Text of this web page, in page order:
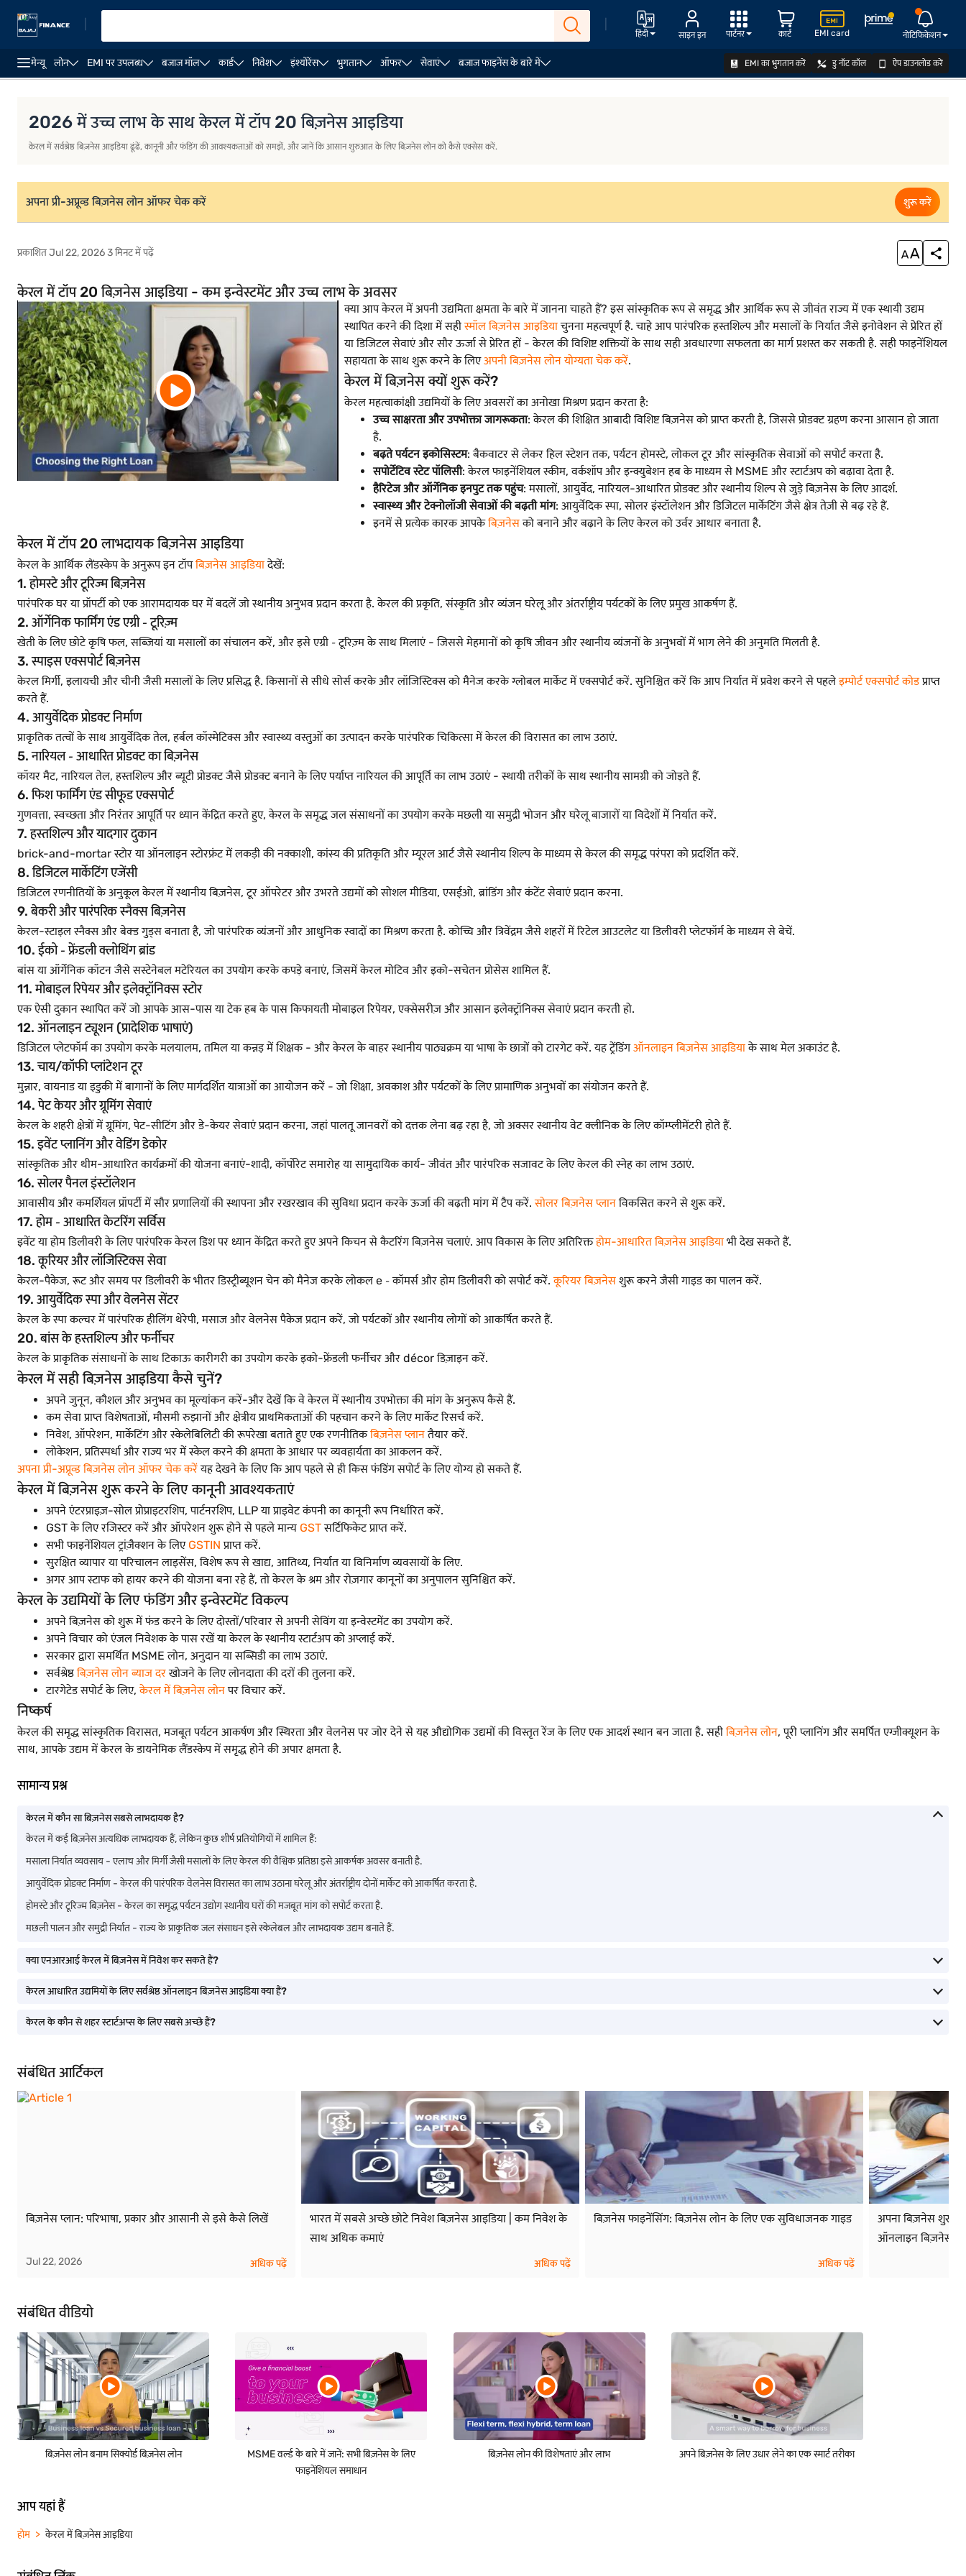
हिंदी साइन इन EMI card नोटिफिकेशन
कार्ट
पार्टनर
मेन्यू लोन EMI पर उपलब्ध बजाज मॉल कार्ड निवेश इंश्योरेंस भुगतान ऑफर सेवाएं बजाज फाइनेंस के बारे में EMI का भुगतान करें डु नॉट कॉल ऐप डाउनलोड करें
2026 में उच्च लाभ के साथ केरल में टॉप 20 बिज़नेस आइडिया
केरल में सर्वश्रेष्ठ बिज़नेस आइडिया ढूंढें, कानूनी और फंडिंग की आवश्यकताओं को समझें, और जानें कि आसान शुरुआत के लिए बिज़नेस लोन को कैसे एक्सेस करें.
अपना प्री-अप्रूव्ड बिज़नेस लोन ऑफर चेक करें शुरू करें
प्रकाशित Jul 22, 2026 3 मिनट में पढ़ें
केरल में टॉप 20 बिज़नेस आइडिया - कम इन्वेस्टमेंट और उच्च लाभ के अवसर
क्या आप केरल में अपनी उद्यमिता क्षमता के बारे में जानना चाहते हैं? इस सांस्कृतिक रूप से समृद्ध और आर्थिक रूप से जीवंत राज्य में एक स्थायी उद्यम
स्थापित करने की दिशा में सहीस्मॉल बिज़नेस आइडियाचुनना महत्वपूर्ण है. चाहे आप पारंपरिक हस्तशिल्प और मसालों के निर्यात जैसे इनोवेशन से प्रेरित हों
या डिजिटल सेवाएं और सौर ऊर्जा से प्रेरित हों - केरल की विशिष्ट शक्तियों के साथ सही अवधारणा सफलता का मार्ग प्रशस्त कर सकती है. सही फाइनेंशियल
सहायता के साथ शुरू करने के लिएअपनी बिज़नेस लोन योग्यता चेक करें.
केरल में बिज़नेस क्यों शुरू करें?
केरल महत्वाकांक्षी उद्यमियों के लिए अवसरों का अनोखा मिश्रण प्रदान करता है:
उच्च साक्षरता और उपभोक्ता जागरूकता: केरल की शिक्षित आबादी विशिष्ट बिज़नेस को प्राप्त करती है, जिससे प्रोडक्ट ग्रहण करना आसान हो जाता
है.
बढ़ते पर्यटन इकोसिस्टम: बैकवाटर से लेकर हिल स्टेशन तक, पर्यटन होमस्टे, लोकल टूर और सांस्कृतिक सेवाओं को सपोर्ट करता है.
सपोर्टेटिव स्टेट पॉलिसी: केरल फाइनेंशियल स्कीम, वर्कशॉप और इन्क्युबेशन हब के माध्यम से MSME और स्टार्टअप को बढ़ावा देता है.
हैरिटेज और ऑर्गेनिक इनपुट तक पहुंच: मसालों, आयुर्वेद, नारियल-आधारित प्रोडक्ट और स्थानीय शिल्प से जुड़े बिज़नेस के लिए आदर्श.
स्वास्थ्य और टेक्नोलॉजी सेवाओं की बढ़ती मांग: आयुर्वेदिक स्पा, सोलर इंस्टॉलेशन और डिजिटल मार्केटिंग जैसे क्षेत्र तेज़ी से बढ़ रहे हैं.
इनमें से प्रत्येक कारक आपकेबिज़नेसको बनाने और बढ़ाने के लिए केरल को उर्वर आधार बनाता है.
केरल में टॉप 20 लाभदायक बिज़नेस आइडिया
केरल के आर्थिक लैंडस्केप के अनुरूप इन टॉपबिज़नेस आइडियादेखें:
1. होमस्टे और टूरिज्म बिज़नेस
पारंपरिक घर या प्रॉपर्टी को एक आरामदायक घर में बदलें जो स्थानीय अनुभव प्रदान करता है. केरल की प्रकृति, संस्कृति और व्यंजन घरेलू और अंतर्राष्ट्रीय पर्यटकों के लिए प्रमुख आकर्षण हैं.
2. ऑर्गेनिक फार्मिंग एंड एग्री ‐ टूरिज़्म
खेती के लिए छोटे कृषि फल, सब्जियां या मसालों का संचालन करें, और इसे एग्री ‐ टूरिज़्म के साथ मिलाएं - जिससे मेहमानों को कृषि जीवन और स्थानीय व्यंजनों के अनुभवों में भाग लेने की अनुमति मिलती है.
3. स्पाइस एक्सपोर्ट बिज़नेस
केरल मिर्गी, इलायची और चीनी जैसी मसालों के लिए प्रसिद्ध है. किसानों से सीधे सोर्स करके और लॉजिस्टिक्स को मैनेज करके ग्लोबल मार्केट में एक्सपोर्ट करें. सुनिश्चित करें कि आप निर्यात में प्रवेश करने से पहलेइम्पोर्ट एक्सपोर्ट कोडप्राप्त
करते हैं.
4. आयुर्वेदिक प्रोडक्ट निर्माण
प्राकृतिक तत्वों के साथ आयुर्वेदिक तेल, हर्बल कॉस्मेटिक्स और स्वास्थ्य वस्तुओं का उत्पादन करके पारंपरिक चिकित्सा में केरल की विरासत का लाभ उठाएं.
5. नारियल ‐ आधारित प्रोडक्ट का बिज़नेस
कॉयर मैट, नारियल तेल, हस्तशिल्प और ब्यूटी प्रोडक्ट जैसे प्रोडक्ट बनाने के लिए पर्याप्त नारियल की आपूर्ति का लाभ उठाएं - स्थायी तरीकों के साथ स्थानीय सामग्री को जोड़ते हैं.
6. फिश फार्मिंग एंड सीफूड एक्सपोर्ट
गुणवत्ता, स्वच्छता और निरंतर आपूर्ति पर ध्यान केंद्रित करते हुए, केरल के समृद्ध जल संसाधनों का उपयोग करके मछली या समुद्री भोजन और घरेलू बाजारों या विदेशों में निर्यात करें.
7. हस्तशिल्प और यादगार दुकान
brick-and-mortar स्टोर या ऑनलाइन स्टोरफ्रंट में लकड़ी की नक्काशी, कांस्य की प्रतिकृति और म्यूरल आर्ट जैसे स्थानीय शिल्प के माध्यम से केरल की समृद्ध परंपरा को प्रदर्शित करें.
8. डिजिटल मार्केटिंग एजेंसी
डिजिटल रणनीतियों के अनुकूल केरल में स्थानीय बिज़नेस, टूर ऑपरेटर और उभरते उद्यमों को सोशल मीडिया, एसईओ, ब्रांडिंग और कंटेंट सेवाएं प्रदान करना.
9. बेकरी और पारंपरिक स्नैक्स बिज़नेस
केरल-स्टाइल स्नैक्स और बेक्ड गुड्स बनाता है, जो पारंपरिक व्यंजनों और आधुनिक स्वादों का मिश्रण करता है. कोच्चि और त्रिवेंद्रम जैसे शहरों में रिटेल आउटलेट या डिलीवरी प्लेटफॉर्म के माध्यम से बेचें.
10. ईको ‐ फ्रेंडली क्लोथिंग ब्रांड
बांस या ऑर्गेनिक कॉटन जैसे सस्टेनेबल मटेरियल का उपयोग करके कपड़े बनाएं, जिसमें केरल मोटिव और इको-सचेतन प्रोसेस शामिल हैं.
11. मोबाइल रिपेयर और इलेक्ट्रॉनिक्स स्टोर
एक ऐसी दुकान स्थापित करें जो आपके आस-पास या टेक हब के पास किफायती मोबाइल रिपेयर, एक्सेसरीज़ और आसान इलेक्ट्रॉनिक्स सेवाएं प्रदान करती हो.
12. ऑनलाइन ट्यूशन (प्रादेशिक भाषाएं)
डिजिटल प्लेटफॉर्म का उपयोग करके मलयालम, तमिल या कन्नड़ में शिक्षक - और केरल के बाहर स्थानीय पाठ्यक्रम या भाषा के छात्रों को टारगेट करें. यह ट्रेंडिंगऑनलाइन बिज़नेस आइडियाके साथ मेल अकाउंट है.
13. चाय/कॉफी प्लांटेशन टूर
मुन्नार, वायनाड या इडुकी में बागानों के लिए मार्गदर्शित यात्राओं का आयोजन करें - जो शिक्षा, अवकाश और पर्यटकों के लिए प्रामाणिक अनुभवों का संयोजन करते हैं.
14. पेट केयर और ग्रूमिंग सेवाएं
केरल के शहरी क्षेत्रों में ग्रूमिंग, पेट-सीटिंग और डे-केयर सेवाएं प्रदान करना, जहां पालतू जानवरों को दत्तक लेना बढ़ रहा है, जो अक्सर स्थानीय वेट क्लीनिक के लिए कॉम्प्लीमेंटरी होते हैं.
15. इवेंट प्लानिंग और वेडिंग डेकोर
सांस्कृतिक और थीम-आधारित कार्यक्रमों की योजना बनाएं-शादी, कॉर्पोरेट समारोह या सामुदायिक कार्य- जीवंत और पारंपरिक सजावट के लिए केरल की स्नेह का लाभ उठाएं.
16. सोलर पैनल इंस्टॉलेशन
आवासीय और कमर्शियल प्रॉपर्टी में सौर प्रणालियों की स्थापना और रखरखाव की सुविधा प्रदान करके ऊर्जा की बढ़ती मांग में टैप करें.सोलर बिज़नेस प्लानविकसित करने से शुरू करें.
17. होम ‐ आधारित केटरिंग सर्विस
इवेंट या होम डिलीवरी के लिए पारंपरिक केरल डिश पर ध्यान केंद्रित करते हुए अपने किचन से कैटरिंग बिज़नेस चलाएं. आप विकास के लिए अतिरिक्तहोम-आधारित बिज़नेस आइडिया भी देख सकते हैं.
18. कूरियर और लॉजिस्टिक्स सेवा
केरल-पैकेज, रूट और समय पर डिलीवरी के भीतर डिस्ट्रीब्यूशन चेन को मैनेज करके लोकल e ‐ कॉमर्स और होम डिलीवरी को सपोर्ट करें.कूरियर बिज़नेस शुरू करने जैसी गाइड का पालन करें.
19. आयुर्वेदिक स्पा और वेलनेस सेंटर
केरल के स्पा कल्चर में पारंपरिक हीलिंग थेरेपी, मसाज और वेलनेस पैकेज प्रदान करें, जो पर्यटकों और स्थानीय लोगों को आकर्षित करते हैं.
20. बांस के हस्तशिल्प और फर्नीचर
केरल के प्राकृतिक संसाधनों के साथ टिकाऊ कारीगरी का उपयोग करके इको-फ्रेंडली फर्नीचर और décor डिज़ाइन करें.
केरल में सही बिज़नेस आइडिया कैसे चुनें?
अपने जुनून, कौशल और अनुभव का मूल्यांकन करें-और देखें कि वे केरल में स्थानीय उपभोक्ता की मांग के अनुरूप कैसे हैं.
कम सेवा प्राप्त विशेषताओं, मौसमी रुझानों और क्षेत्रीय प्राथमिकताओं की पहचान करने के लिए मार्केट रिसर्च करें.
निवेश, ऑपरेशन, मार्केटिंग और स्केलेबिलिटी की रूपरेखा बताते हुए एक रणनीतिकबिज़नेस प्लानतैयार करें.
लोकेशन, प्रतिस्पर्धा और राज्य भर में स्केल करने की क्षमता के आधार पर व्यवहार्यता का आकलन करें.
अपना प्री-अप्रूव्ड बिज़नेस लोन ऑफर चेक करेंयह देखने के लिए कि आप पहले से ही किस फंडिंग सपोर्ट के लिए योग्य हो सकते हैं.
केरल में बिज़नेस शुरू करने के लिए कानूनी आवश्यकताएं
अपने एंटरप्राइज़-सोल प्रोप्राइटरशिप, पार्टनरशिप, LLP या प्राइवेट कंपनी का कानूनी रूप निर्धारित करें.
GST के लिए रजिस्टर करें और ऑपरेशन शुरू होने से पहले मान्य GSTसर्टिफिकेट प्राप्त करें.
सभी फाइनेंशियल ट्रांज़ैक्शन के लिए GSTIN प्राप्त करें.
सुरक्षित व्यापार या परिचालन लाइसेंस, विशेष रूप से खाद्य, आतिथ्य, निर्यात या विनिर्माण व्यवसायों के लिए.
अगर आप स्टाफ को हायर करने की योजना बना रहे हैं, तो केरल के श्रम और रोज़गार कानूनों का अनुपालन सुनिश्चित करें.
केरल के उद्यमियों के लिए फंडिंग और इन्वेस्टमेंट विकल्प
अपने बिज़नेस को शुरू में फंड करने के लिए दोस्तों/परिवार से अपनी सेविंग या इन्वेस्टमेंट का उपयोग करें.
अपने विचार को एंजल निवेशक के पास रखें या केरल के स्थानीय स्टार्टअप को अप्लाई करें.
सरकार द्वारा समर्थित MSME लोन, अनुदान या सब्सिडी का लाभ उठाएं.
सर्वश्रेष्ठबिज़नेस लोन ब्याज दरखोजने के लिए लोनदाता की दरों की तुलना करें.
टारगेटेड सपोर्ट के लिए,केरल में बिज़नेस लोनपर विचार करें.
निष्कर्ष
केरल की समृद्ध सांस्कृतिक विरासत, मजबूत पर्यटन आकर्षण और स्थिरता और वेलनेस पर जोर देने से यह औद्योगिक उद्यमों की विस्तृत रेंज के लिए एक आदर्श स्थान बन जाता है. सहीबिज़नेस लोन, पूरी प्लानिंग और समर्पित एग्जीक्यूशन के
साथ, आपके उद्यम में केरल के डायनेमिक लैंडस्केप में समृद्ध होने की अपार क्षमता है.
सामान्य प्रश्न
केरल में कौन सा बिज़नेस सबसे लाभदायक है?
केरल में कई बिज़नेस अत्यधिक लाभदायक हैं, लेकिन कुछ शीर्ष प्रतियोगियों में शामिल हैं:
मसाला निर्यात व्यवसाय - एलाच और मिर्गी जैसी मसालों के लिए केरल की वैश्विक प्रतिष्ठा इसे आकर्षक अवसर बनाती है.
आयुर्वेदिक प्रोडक्ट निर्माण - केरल की पारंपरिक वेलनेस विरासत का लाभ उठाना घरेलू और अंतर्राष्ट्रीय दोनों मार्केट को आकर्षित करता है.
होमस्टे और टूरिज्म बिज़नेस - केरल का समृद्ध पर्यटन उद्योग स्थानीय घरों की मजबूत मांग को सपोर्ट करता है.
मछली पालन और समुद्री निर्यात - राज्य के प्राकृतिक जल संसाधन इसे स्केलेबल और लाभदायक उद्यम बनाते हैं.
क्या एनआरआई केरल में बिज़नेस में निवेश कर सकते हैं?
केरल आधारित उद्यमियों के लिए सर्वश्रेष्ठ ऑनलाइन बिज़नेस आइडिया क्या हैं?
केरल के कौन से शहर स्टार्टअप्स के लिए सबसे अच्छे हैं?
संबंधित आर्टिकल
बिज़नेस प्लान: परिभाषा, प्रकार और आसानी से इसे कैसे लिखें
Jul 22, 2026 अधिक पढ़ें
भारत में सबसे अच्छे छोटे निवेश बिज़नेस आइडिया | कम निवेश के
साथ अधिक कमाएं
अधिक पढ़ें
बिज़नेस फाइनेंसिंग: बिज़नेस लोन के लिए एक सुविधाजनक गाइड
अधिक पढ़ें
अपना बिज़नेस शुरू
ऑनलाइन बिज़नेस
संबंधित वीडियो
बिज़नेस लोन बनाम सिक्योर्ड बिज़नेस लोन
MSME वर्ल्ड के बारे में जानें: सभी बिज़नेस के लिए
फाइनेंशियल समाधान
बिज़नेस लोन की विशेषताएं और लाभ अपने बिज़नेस के लिए उधार लेने का एक स्मार्ट तरीका
आप यहां हैं
होम केरल में बिज़नेस आइडिया